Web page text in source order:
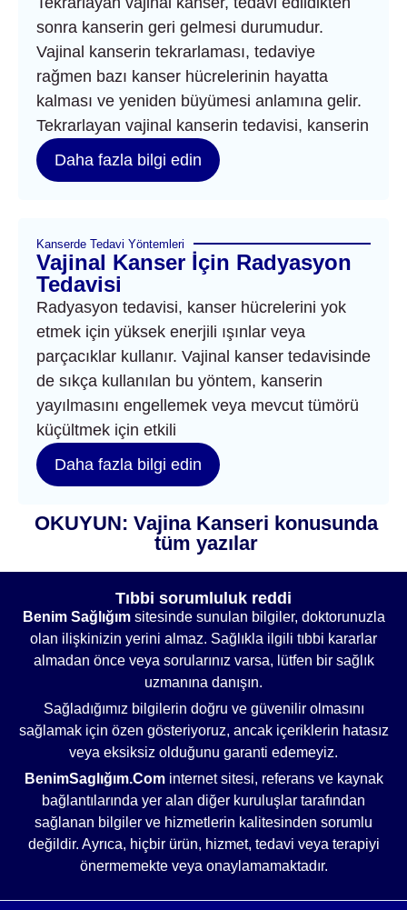
sonra kanserin geri gelmesi durumudur.
Vajinal kanserin tekrarlaması, tedaviye
rağmen bazı kanser hücrelerinin hayatta
kalması ve yeniden büyümesi anlamına gelir.
Tekrarlayan vajinal kanserin tedavisi, kanserin
Daha fazla bilgi edin
Kanserde Tedavi Yöntemleri
Vajinal Kanser İçin Radyasyon
Tedavisi
Radyasyon tedavisi, kanser hücrelerini yok
etmek için yüksek enerjili ışınlar veya
parçacıklar kullanır. Vajinal kanser tedavisinde
de sıkça kullanılan bu yöntem, kanserin
yayılmasını engellemek veya mevcut tümörü
küçültmek için etkili
Daha fazla bilgi edin
OKUYUN: Vajina Kanseri konusunda
tüm yazılar
Tıbbi sorumluluk reddi
Benim Sağlığımsitesinde sunulan bilgiler, doktorunuzla
olan ilişkinizin yerini almaz. Sağlıkla ilgili tıbbi kararlar
almadan önce veya sorularınız varsa, lütfen bir sağlık
uzmanına danışın.
Sağladığımız bilgilerin doğru ve güvenilir olmasını
sağlamak için özen gösteriyoruz, ancak içeriklerin hatasız
veya eksiksiz olduğunu garanti edemeyiz.
BenimSaglığım.Cominternet sitesi, referans ve kaynak
bağlantılarında yer alan diğer kuruluşlar tarafından
sağlanan bilgiler ve hizmetlerin kalitesinden sorumlu
değildir. Ayrıca, hiçbir ürün, hizmet, tedavi veya terapiyi
önermemekte veya onaylamamaktadır.